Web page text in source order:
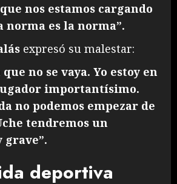
nos estamos cargando
norma es la norma”.
expresó su malestar:
no se vaya. Yo estoy en
importantísimo.
no podemos empezar de
tendremos un
grave”.
deportiva